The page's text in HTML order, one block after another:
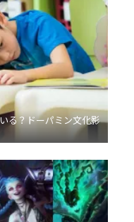
る？ドーパミン文化影